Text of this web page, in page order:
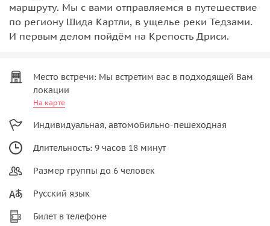
маршруту. Мы с вами отправляемся в путешествие
по региону Шида Картли, в ущелье реки Тедзами.
И первым делом пойдём на Крепость Дриси.
Место встречи: Мы встретим вас в подходящей Вам
локации
На карте
Индивидуальная, автомобильно-пешеходная
Длительность: 9 часов 18 минут
Размер группы до 6 человек
Русский язык
Билет в телефоне